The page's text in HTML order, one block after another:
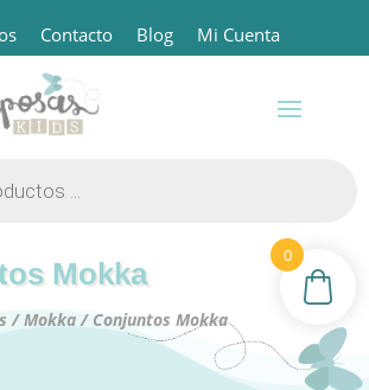
Contacto Blog Mi Cuenta
Mokka
/Mokka/ Conjuntos Mokka
0